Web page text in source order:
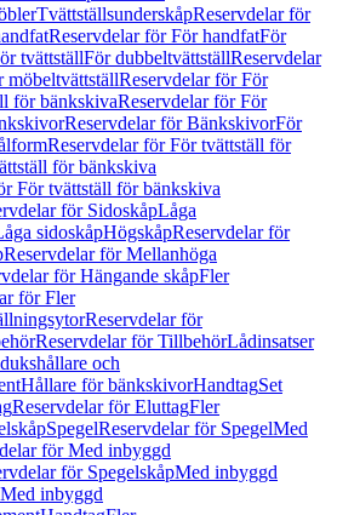
TvättställsunderskåpReservdelar för
Reservdelar för För handfatFör
tvättställFör dubbeltvättställReservdelar
möbeltvättställReservdelar för För
för bänkskivaReservdelar för För
Reservdelar för BänkskivorFör
Reservdelar för För tvättställ för
för bänkskiva
För tvättställ för bänkskiva
för SidoskåpLåga
sidoskåpHögskåpReservdelar för
Reservdelar för Mellanhöga
för Hängande skåpFler
för Fler
Reservdelar för
Reservdelar för TillbehörLådinsatser
och
Hållare för bänkskivorHandtagSet
Reservdelar för EluttagFler
SpegelReservdelar för SpegelMed
för Med inbyggd
för SpegelskåpMed inbyggd
inbyggd